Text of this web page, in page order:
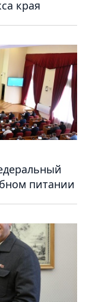
края
питании